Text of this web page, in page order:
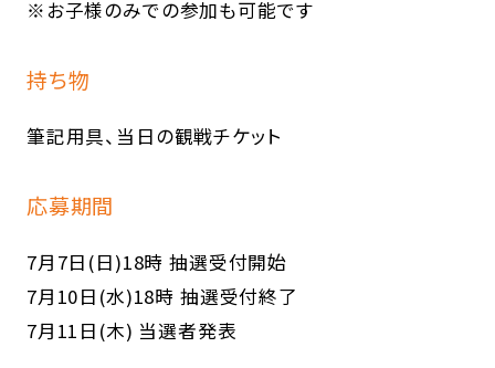
※お子様のみでの参加も可能です
持ち物
筆記用具、当日の観戦チケット
応募期間
7月7日(日)18時 抽選受付開始
7月10日(水)18時 抽選受付終了
7月11日(木) 当選者発表